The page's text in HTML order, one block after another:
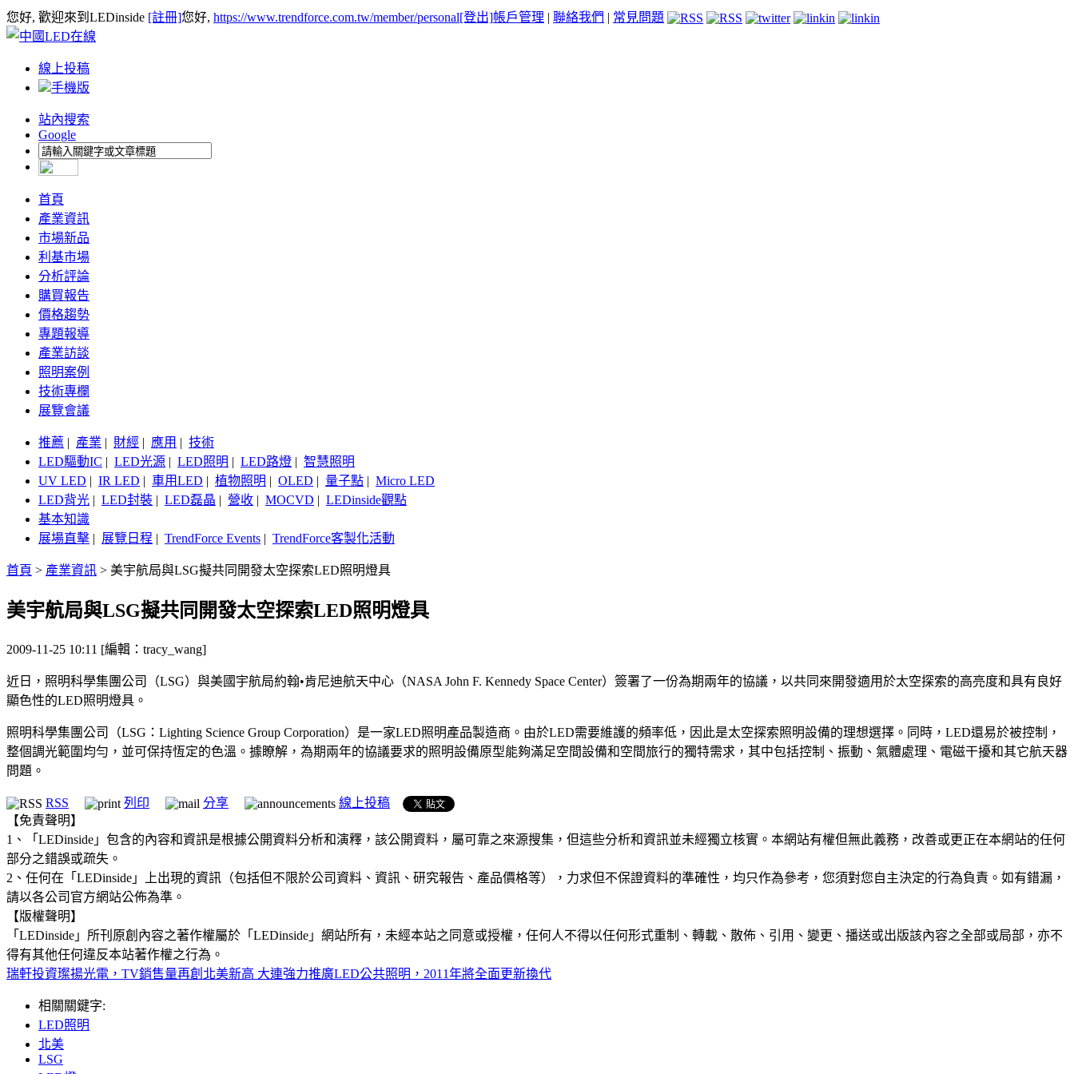
您好, 歡迎來到LEDinside [註冊]您好, https://www.trendforce.com.tw/member/personal[登出]帳戶管理 | 聯絡我們 | 常見問題
線上投稿
手機版
站內搜索
Google
首頁
產業資訊
市場新品
利基市場
分析評論
購買報告
價格趨勢
專題報導
產業訪談
照明案例
技術專欄
展覽會議
推薦 | 產業 | 財經 | 應用 | 技術
LED驅動IC | LED光源 | LED照明 | LED路燈 | 智慧照明
UV LED | IR LED | 車用LED | 植物照明 | OLED | 量子點 | Micro LED
LED背光 | LED封裝 | LED磊晶 | 營收 | MOCVD | LEDinside觀點
基本知識
展場直擊 | 展覽日程 | TrendForce Events | TrendForce客製化活動
首頁 > 產業資訊 > 美宇航局與LSG擬共同開發太空探索LED照明燈具
美宇航局與LSG擬共同開發太空探索LED照明燈具
2009-11-25 10:11 [編輯：tracy_wang]
近日，照明科學集團公司（LSG）與美國宇航局約翰•肯尼迪航天中心（NASA John F. Kennedy Space Center）簽署了一份為期兩年的協議，以共同來開發適用於太空探索的高亮度和具有良好
顯色性的LED照明燈具。
照明科學集團公司（LSG：Lighting Science Group Corporation）是一家LED照明產品製造商。由於LED需要維護的頻率低，因此是太空探索照明設備的理想選擇。同時，LED還易於被控制，
整個調光範圍均勻，並可保持恆定的色溫。據瞭解，為期兩年的協議要求的照明設備原型能夠滿足空間設備和空間旅行的獨特需求，其中包括控制、振動、氣體處理、電磁干擾和其它航天器
問題。
RSS 列印 分享
線上投稿
【免責聲明】
1、「LEDinside」包含的內容和資訊是根據公開資料分析和演釋，該公開資料，屬可靠之來源搜集，但這些分析和資訊並未經獨立核實。本網站有權但無此義務，改善或更正在本網站的任何
部分之錯誤或疏失。
2、任何在「LEDinside」上出現的資訊（包括但不限於公司資料、資訊、研究報告、產品價格等），力求但不保證資料的準確性，均只作為參考，您須對您自主決定的行為負責。如有錯漏，
請以各公司官方網站公佈為準。
【版權聲明】
「LEDinside」所刊原創內容之著作權屬於「LEDinside」網站所有，未經本站之同意或授權，任何人不得以任何形式重制、轉載、散佈、引用、變更、播送或出版該內容之全部或局部，亦不
得有其他任何違反本站著作權之行為。
瑞軒投資璨揚光電，TV銷售量再創北美新高 大連強力推廣LED公共照明，2011年將全面更新換代
相關關鍵字:
LED照明
北美
LSG